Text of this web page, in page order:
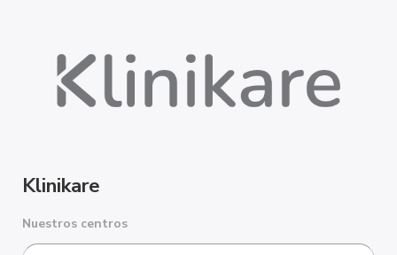
Klinikare
Nuestros centros